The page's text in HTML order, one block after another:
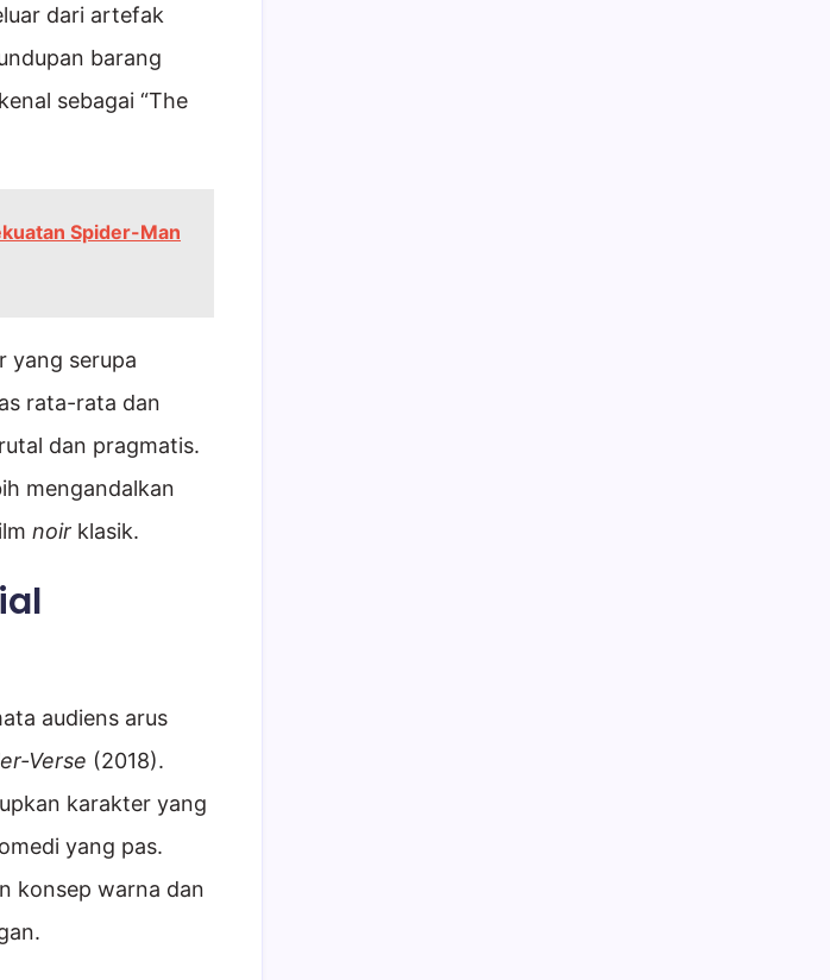
dari artefak
barang
sebagai “The
Spider-Man
yang serupa
rata-rata dan
dan pragmatis.
mengandalkan
noir klasik.
audiens arus
Verse (2018).
karakter yang
yang pas.
konsep warna dan